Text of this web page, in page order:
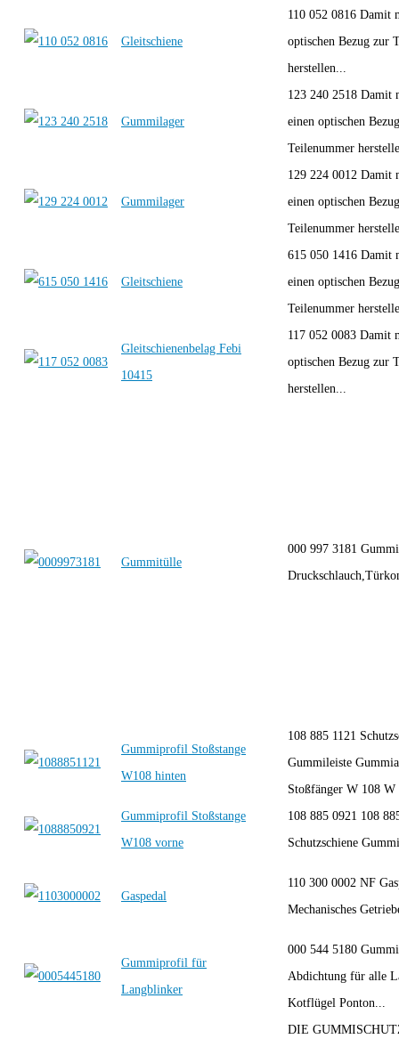
Gleitschiene
110 052 0816 Damit
optischen Bezug zur
herstellen...
Gummilager
123 240 2518 Damit
einen optischen
Teilenummer
Gummilager
129 224 0012 Damit
einen optischen
Teilenummer
Gleitschiene
615 050 1416 Damit
einen optischen
Teilenummer
Gleitschienenbelag Febi
10415
117 052 0083 Damit
optischen Bezug zur
herstellen...
Gummitülle
000 997 3181
Gummiprofil Stoßstange
W108 hinten
108 885 1121
Gummileiste
Stoßfänger W 108 W
Gummiprofil Stoßstange
W108 vorne
108 885 0921 108
Schutzschiene
Gaspedal
110 300 0002 NF
Mechanisches
Gummiprofil für
Langblinker
000 544 5180
Abdichtung für alle
Kotflügel Ponton...
DIE